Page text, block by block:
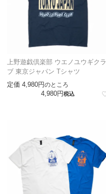
上野遊戯倶楽部 ウエノユウギクラ
ブ 東京ジャパン Tシャツ
定価 4,980 のところ
4,980 税込